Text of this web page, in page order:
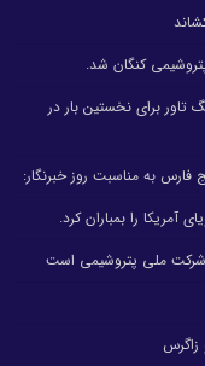
کنگان شد.
تاور برای نخستین بار در
فارس به مناسبت روز خبرنگار:
آمریکا را بمباران کرد.
شرکت ملی پتروشیمی است